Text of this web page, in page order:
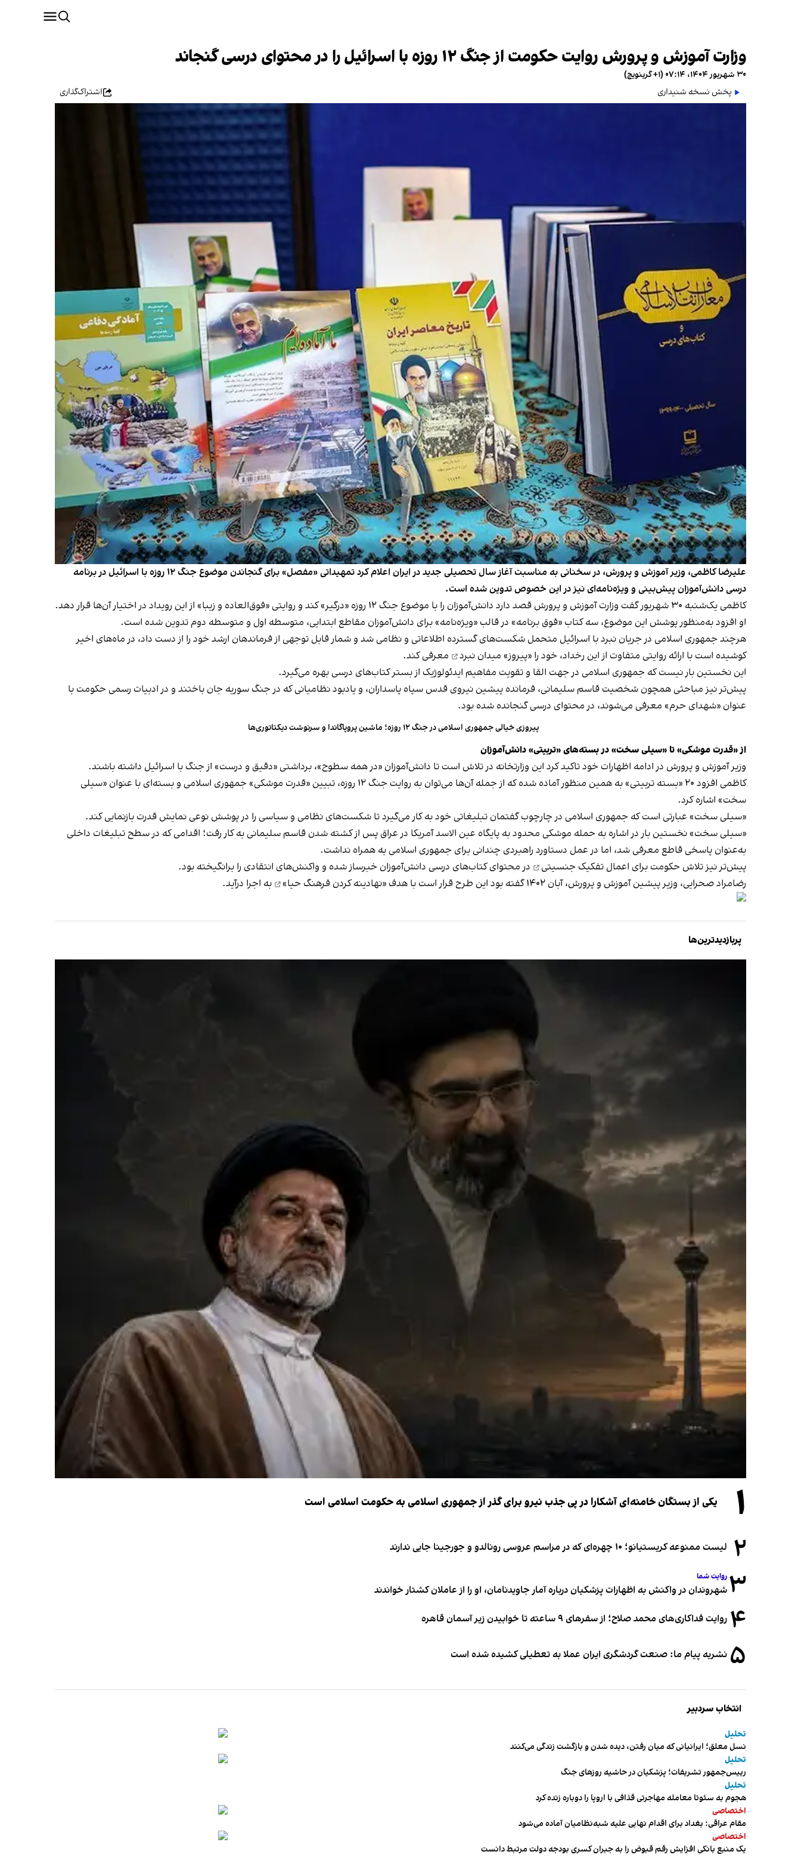
وزارت آموزش و پرورش روایت حکومت از جنگ ۱۲ روزه با اسرائیل را در محتوای درسی گنجاند
۳۰ شهریور ۱۴۰۴، ۰۷:۱۴ (‎+۱ گرینویچ)
پخش نسخه شنیداری
اشتراک‌گذاری
علیرضا کاظمی، وزیر آموزش و پرورش، در سخنانی به مناسبت آغاز سال تحصیلی جدید در ایران اعلام کرد تمهیداتی «مفصل» برای گنجاندن موضوع جنگ ۱۲ روزه با اسرائیل در برنامه
درسی دانش‌آموزان پیش‌بینی و ویژه‌نامه‌ای نیز در این خصوص تدوین شده است.
کاظمی یک‌شنبه ۳۰ شهریور گفت وزارت آموزش و پرورش قصد دارد دانش‌آموزان را با موضوع جنگ ۱۲ روزه «درگیر» کند و روایتی «فوق‌العاده و زیبا» از این رویداد در اختیار آن‌ها قرار دهد.
او افزود به‌منظور پوشش این موضوع، سه کتاب «فوق برنامه» در قالب «ویژه‌نامه» برای دانش‌آموزان مقاطع ابتدایی، متوسطه اول و متوسطه دوم تدوین شده است.
هرچند جمهوری اسلامی در جریان نبرد با اسرائیل متحمل شکست‌های گسترده اطلاعاتی و نظامی شد و شمار قابل توجهی از فرماندهان ارشد خود را از دست داد، در ماه‌های اخیر
کوشیده است با ارائه روایتی متفاوت از این رخداد، خود را «پیروز» میدان نبرد
معرفی کند.
این نخستین بار نیست که جمهوری اسلامی در جهت القا و تقویت مفاهیم ایدئولوژیک از بستر کتاب‌های درسی بهره می‌گیرد.
پیش‌تر نیز مباحثی همچون شخصیت قاسم سلیمانی، فرمانده پیشین نیروی قدس سپاه پاسداران، و یادبود نظامیانی که در جنگ سوریه جان باختند و در ادبیات رسمی حکومت با
عنوان «شهدای حرم» معرفی می‌شوند، در محتوای درسی گنجانده شده بود.
پیروزی خیالی جمهوری اسلامی در جنگ ۱۲ روزه؛ ماشین پروپاگاندا و سرنوشت دیکتاتوری‌ها
از «قدرت موشکی» تا «سیلی سخت» در بسته‌های «تربیتی» دانش‌آموزان
وزیر آموزش و پرورش در ادامه اظهارات خود تاکید کرد این وزارتخانه در تلاش است تا دانش‌آموزان «در همه سطوح»، برداشتی «دقیق و درست» از جنگ با اسرائیل داشته باشند.
کاظمی افزود ۲۰ «بسته تربیتی» به همین منظور آماده شده که از جمله آن‌ها می‌توان به روایت جنگ ۱۲ روزه، تبیین «قدرت موشکی» جمهوری اسلامی و بسته‌ای با عنوان «سیلی
سخت» اشاره کرد.
«سیلی سخت» عبارتی است که جمهوری اسلامی در چارچوب گفتمان تبلیغاتی خود به کار می‌گیرد تا شکست‌های نظامی و سیاسی را در پوشش نوعی نمایش قدرت بازنمایی کند.
«سیلی سخت» نخستین بار در اشاره به حمله موشکی محدود به پایگاه‌ عین الاسد آمریکا در عراق پس از کشته شدن قاسم سلیمانی به‌ کار رفت؛ اقدامی که در سطح تبلیغات داخلی
به‌عنوان پاسخی قاطع معرفی شد، اما در عمل دستاورد راهبردی چندانی برای جمهوری اسلامی به همراه نداشت.
پیش‌تر نیز تلاش حکومت برای اعمال تفکیک جنسیتی
در محتوای کتاب‌های درسی دانش‌آموزان خبرساز شده و واکنش‌های انتقادی را برانگیخته بود.
رضامراد صحرایی، وزیر پیشین آموزش و پرورش، آبان ۱۴۰۲ گفته بود این طرح قرار است با هدف
«نهادینه کردن فرهنگ حیا» به اجرا درآید.
پربازدیدترین‌ها
۱ یکی از بستگان خامنه‌ای آشکارا در پی جذب نیرو برای گذر از جمهوری اسلامی به حکومت اسلامی است
۲ لیست ممنوعه کریستیانو؛ ۱۰ چهره‌ای که در مراسم عروسی رونالدو و جورجینا جایی ندارند
۳ روایت شما
شهروندان در واکنش به اظهارات پزشکیان درباره آمار جاویدنامان، او را از عاملان کشتار خواندند
۴ روایت فداکاری‌های محمد صلاح؛ از سفرهای ۹ ساعته تا خوابیدن زیر آسمان قاهره
۵ نشریه پیام ما: صنعت گردشگری ایران عملا به تعطیلی کشیده شده است
انتخاب سردبیر
تحلیل
نسل معلق؛ ایرانیانی که میان رفتن، دیده شدن و بازگشت زندگی می‌کنند
تحلیل
رییس‌جمهور تشریفات؛ پزشکیان در حاشیه روزهای جنگ
تحلیل
هجوم به سئوتا معامله مهاجرتی قذافی با اروپا را دوباره زنده کرد
اختصاصی
مقام عراقی: بغداد برای اقدام نهایی علیه شبه‌نظامیان آماده می‌شود
اختصاصی
یک منبع بانکی افزایش رقم قبوض را به جبران کسری بودجه دولت مرتبط دانست